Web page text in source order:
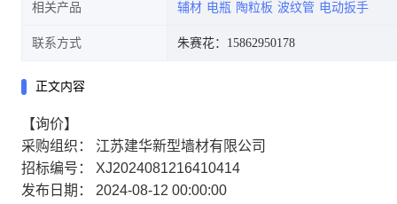
相关产品 辅材 电瓶 陶粒板 波纹管 电动扳手
联系方式 朱赛花：15862950178
正文内容
【询价】
采购组织： 江苏建华新型墙材有限公司
招标编号： XJ2024081216410414
发布日期： 2024-08-12 00:00:00